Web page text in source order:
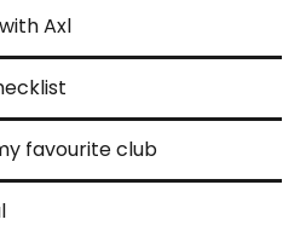
Axl
favourite club